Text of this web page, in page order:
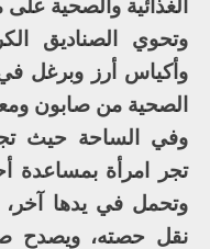
الغذائية والصحية
وتحوي الصناديق
وأكياس أرز وبرغل
الصحية من صابون
وفي الساحة حيث
تجر امرأة بمساعدة
وتحمل في يدها
نقل حصته، ويصدح